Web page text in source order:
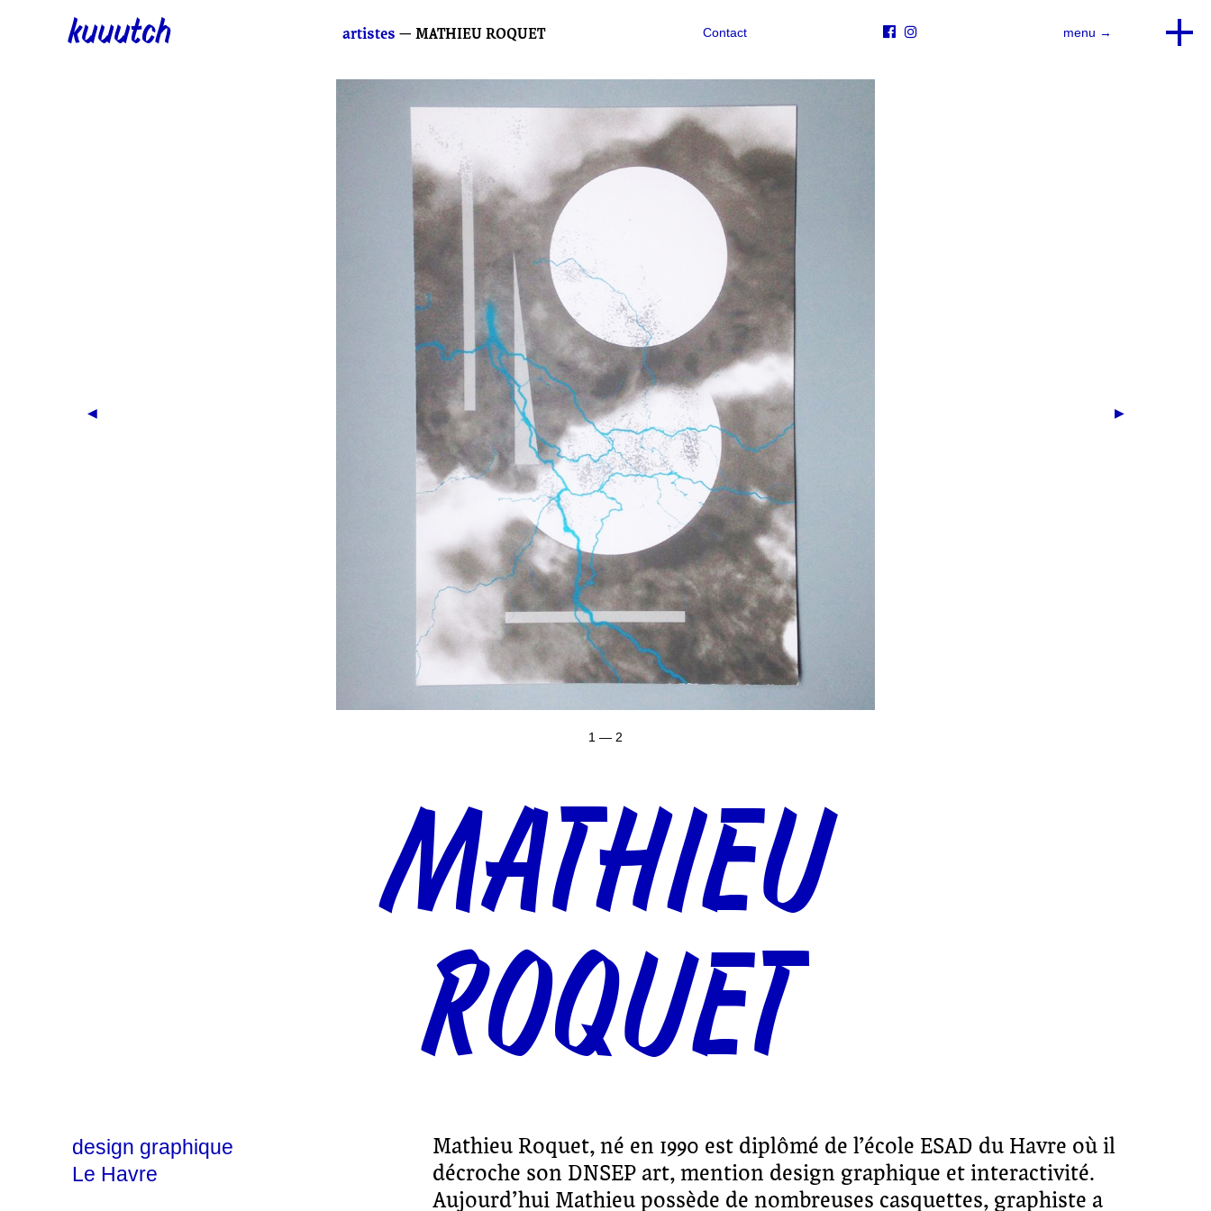
kuuutch Contact   menu →
artistes — MATHIEU ROQUET
1 — 2
MATHIEU
ROQUET
design graphique
Le Havre
Mathieu Roquet, né en 1990 est diplômé de l’école ESAD du Havre où il
décroche son DNSEP art, mention design graphique et interactivité.
Aujourd’hui Mathieu possède de nombreuses casquettes, graphiste a